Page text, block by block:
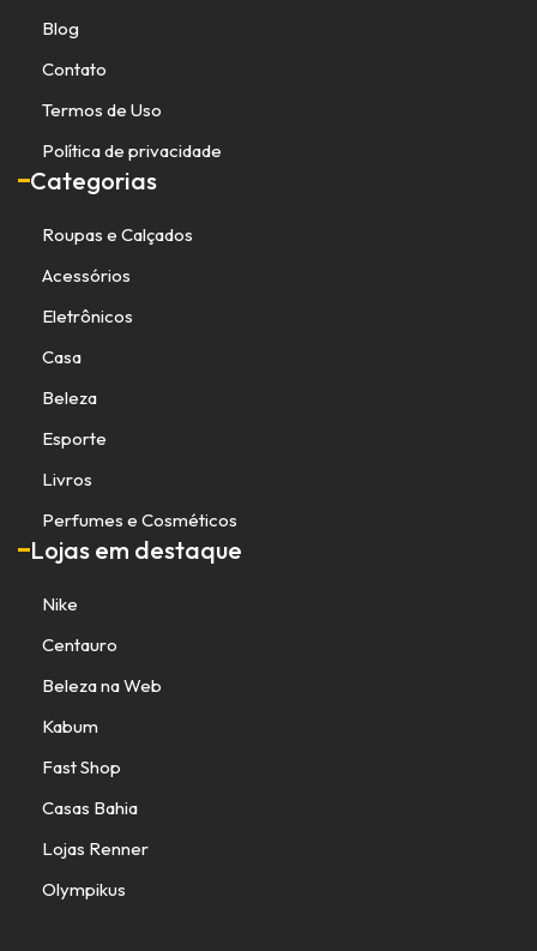
Blog
Contato
Termos de Uso
Política de privacidade
Categorias
Roupas e Calçados
Acessórios
Eletrônicos
Casa
Beleza
Esporte
Livros
Perfumes e Cosméticos
Lojas em destaque
Nike
Centauro
Beleza na Web
Kabum
Fast Shop
Casas Bahia
Lojas Renner
Olympikus